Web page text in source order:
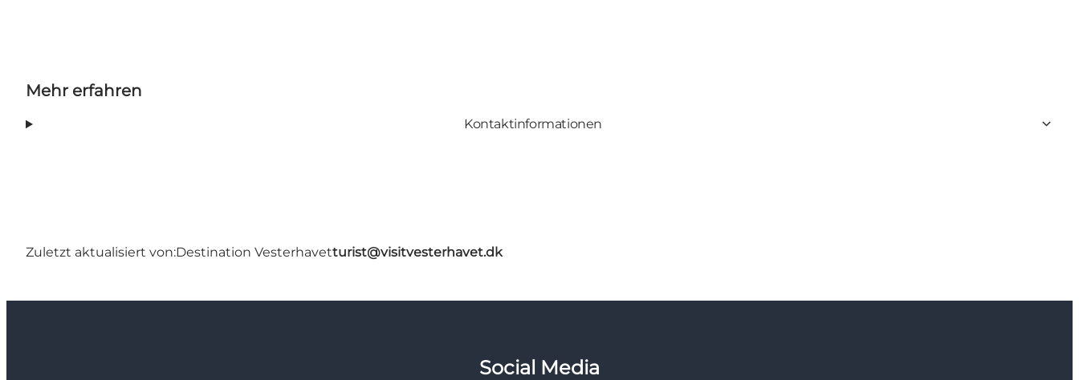
Mehr erfahren
Kontaktinformationen
Zuletzt aktualisiert von:Destination Vesterhavetturist@visitvesterhavet.dk
Social Media